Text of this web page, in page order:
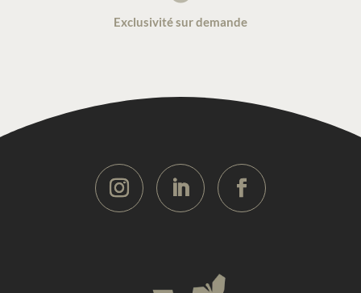
Exclusivité sur demande